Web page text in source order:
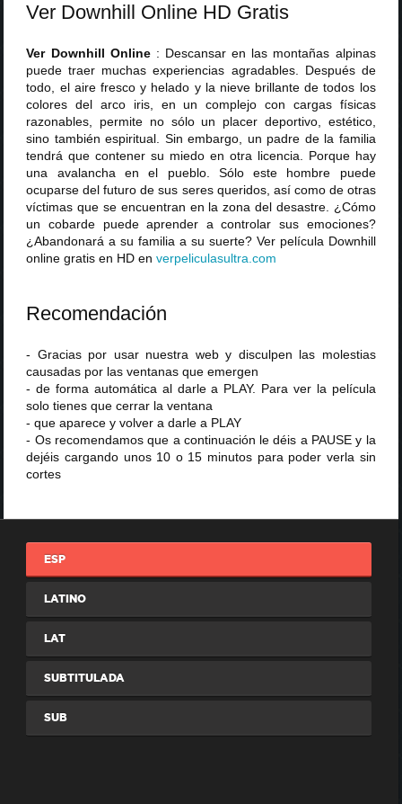
Ver Downhill Online HD Gratis
Ver Downhill Online : Descansar en las montañas alpinas
puede traer muchas experiencias agradables. Después de
todo, el aire fresco y helado y la nieve brillante de todos los
colores del arco iris, en un complejo con cargas físicas
razonables, permite no sólo un placer deportivo, estético,
sino también espiritual. Sin embargo, un padre de la familia
tendrá que contener su miedo en otra licencia. Porque hay
una avalancha en el pueblo. Sólo este hombre puede
ocuparse del futuro de sus seres queridos, así como de otras
víctimas que se encuentran en la zona del desastre. ¿Cómo
un cobarde puede aprender a controlar sus emociones?
¿Abandonará a su familia a su suerte? Ver película Downhill
online gratis en HD enverpeliculasultra .com
Recomendación
- Gracias por usar nuestra web y disculpen las molestias
causadas por las ventanas que emergen
- de forma automática al darle a PLAY. Para ver la película
solo tienes que cerrar la ventana
- que aparece y volver a darle a PLAY
- Os recomendamos que a continuación le déis a PAUSE y la
dejéis cargando unos 10 o 15 minutos para poder verla sin
cortes
ESP
LATINO
LAT
SUBTITULADA
SUB